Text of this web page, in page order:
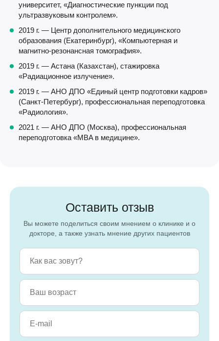
университет, «Диагностические пункции под
ультразвуковым контролем».
2019 г. — Центр дополнительного медицинского
образования (Екатеринбург), «Компьютерная и
магнитно-резонансная томография».
2019 г. — Астана (Казахстан), стажировка
«Радиационное излучение».
2019 г. — АНО ДПО «Единый центр подготовки кадров»
(Санкт-Петербург), профессиональная переподготовка
«Радиология».
2021 г. — АНО ДПО (Москва), профессиональная
переподготовка «MBA в медицине».
Оставить отзыв
Вы можете поделиться своим мнением о клинике и о
докторе, а также узнать мнение других пациентов